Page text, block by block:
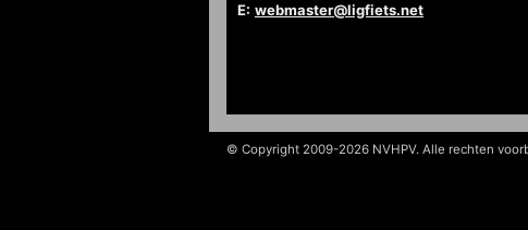
E: webmaster@ligfiets.net
© Copyright 2009-2026 NVHPV. Alle rechten